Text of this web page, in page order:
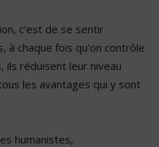
c’est de se sentir
à chaque fois qu’on contrôle
ils réduisent leur niveau
les avantages qui y sont
humanistes,